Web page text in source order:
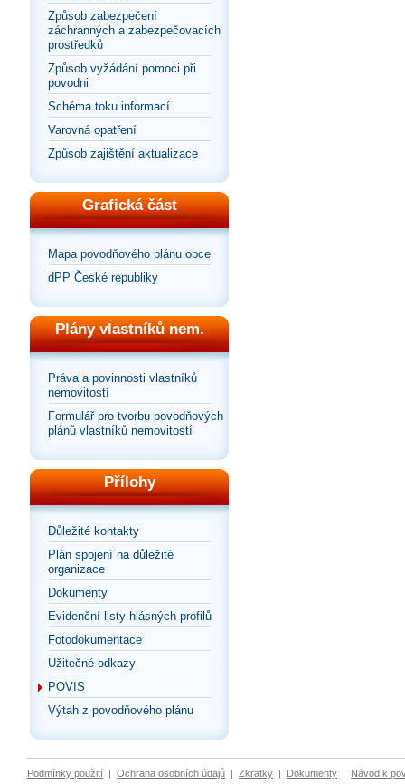
Způsob zabezpečení
záchranných a zabezpečovacích
prostředků
Způsob vyžádání pomoci při
povodni
Schéma toku informací
Varovná opatření
Způsob zajištění aktualizace
Grafická část
Mapa povodňového plánu obce
dPP České republiky
Plány vlastníků nem.
Práva a povinnosti vlastníků
nemovitostí
Formulář pro tvorbu povodňových
plánů vlastníků nemovitostí
Přílohy
Důležité kontakty
Plán spojení na důležité
organizace
Dokumenty
Evidenční listy hlásných profilů
Fotodokumentace
Užitečné odkazy
POVIS
Výtah z povodňového plánu
Podmínky použití | Ochrana osobních údajů | Zkratky | Dokumenty | Návod k